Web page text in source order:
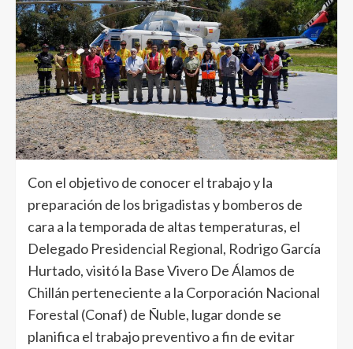
Con el objetivo de conocer el trabajo y la
preparación de los brigadistas y bomberos de
cara a la temporada de altas temperaturas, el
Delegado Presidencial Regional, Rodrigo García
Hurtado, visitó la Base Vivero De Álamos de
Chillán perteneciente a la Corporación Nacional
Forestal (Conaf) de Ñuble, lugar donde se
planifica el trabajo preventivo a fin de evitar